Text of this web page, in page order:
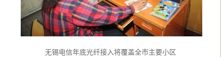
无锡电信年底光纤接入将覆盖全市主要小区